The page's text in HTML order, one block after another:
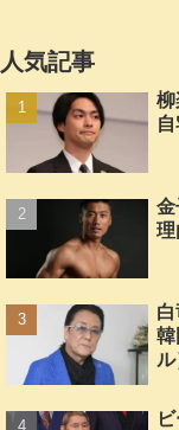
人気記事
柳
金
理
韓
ル